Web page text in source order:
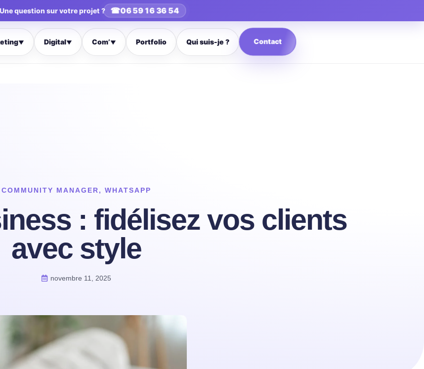
Une question sur votre projet ? ☎06 59 16 36 54
▼ Digital▼ Com’▼ Portfolio Qui suis-je ? Contact
COMMUNITY MANAGER, WHATSAPP
: fidélisez vos clients
avec style
novembre 11, 2025